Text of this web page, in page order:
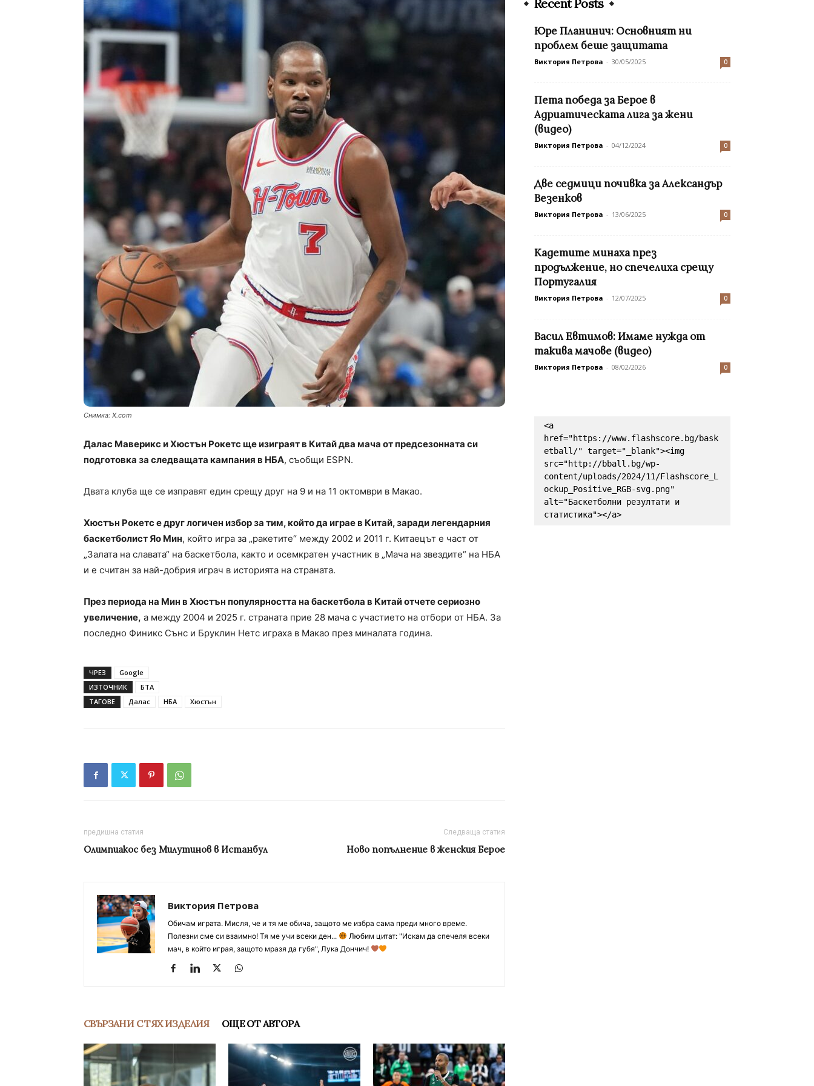
Снимка: X.com
Далас Маверикс и Хюстън Рокетс ще изиграят в Китай два мача от предсезонната си
подготовка за следващата кампания в НБА, съобщи ESPN.
Двата клуба ще се изправят един срещу друг на 9 и на 11 октомври в Макао.
Хюстън Рокетс е друг логичен избор за тим, който да играе в Китай, заради легендарния
баскетболист Яо Мин, който игра за „ракетите“ между 2002 и 2011 г. Китаецът е част от
„Залата на славата“ на баскетбола, както и осемкратен участник в „Мача на звездите“ на НБА
и е считан за най-добрия играч в историята на страната.
През периода на Мин в Хюстън популярността на баскетбола в Китай отчете сериозно
увеличение, а между 2004 и 2025 г. страната прие 28 мача с участието на отбори от НБА. За
последно Финикс Сънс и Бруклин Нетс играха в Макао през миналата година.
ЧРЕЗ
Google
ИЗТОЧНИК
БТА
ТАГОВЕ
Далас НБА Хюстън
предишна статия
Олимпиакос без Милутинов в Истанбул
Следваща статия
Ново попълнение в женския Берое
Виктория Петрова
Обичам играта. Мисля, че и тя ме обича, защото ме избра сама преди много време.
Полезни сме си взаимно! Тя ме учи всеки ден...
Любим цитат: "Искам да спечеля всеки
мач, в който играя, защото мразя да губя", Лука Дончич!
СВЪРЗАНИ С ТЯХ ИЗДЕЛИЯ ОЩЕ ОТ АВТОРА
Recent Posts
Юре Планинич: Основният ни
проблем беше защитата
Виктория Петрова - 30/05/2025 0
Пета победа за Берое в
Адриатическата лига за жени
(видео)
Виктория Петрова - 04/12/2024 0
Две седмици почивка за Александър
Везенков
Виктория Петрова - 13/06/2025 0
Кадетите минаха през
продължение, но спечелиха срещу
Португалия
Виктория Петрова - 12/07/2025 0
Васил Евтимов: Имаме нужда от
такива мачове (видео)
Виктория Петрова - 08/02/2026 0
<a
href="https://www.flashscore.bg/bask
etball/" target="_blank"><img
src="http://bball.bg/wp-
content/uploads/2024/11/Flashscore_L
ockup_Positive_RGB-svg.png"
alt="Баскетболни резултати и
статистика"></a>